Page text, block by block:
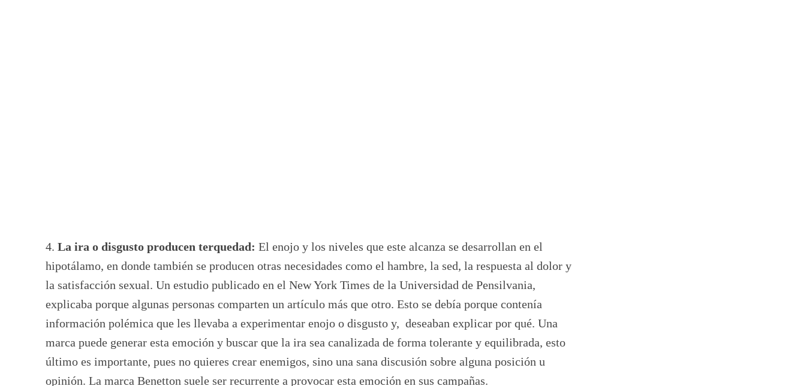
4. La ira o disgusto producen terquedad: El enojo y los niveles que este alcanza se desarrollan en el
hipotálamo, en donde también se producen otras necesidades como el hambre, la sed, la respuesta al dolor y
la satisfacción sexual. Un estudio publicado en el New York Times de la Universidad de Pensilvania,
explicaba porque algunas personas comparten un artículo más que otro. Esto se debía porque contenía
información polémica que les llevaba a experimentar enojo o disgusto y, deseaban explicar por qué. Una
marca puede generar esta emoción y buscar que la ira sea canalizada de forma tolerante y equilibrada, esto
último es importante, pues no quieres crear enemigos, sino una sana discusión sobre alguna posición u
opinión. La marca Benetton suele ser recurrente a provocar esta emoción en sus campañas.